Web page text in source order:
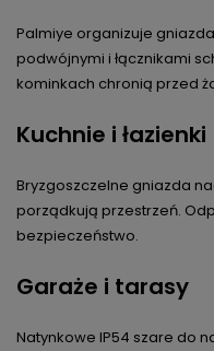
Palmiye organizuje
podwójnymi i łącznikami
kominkach chronią przed
Kuchnie i łazienki
Bryzgoszczelne gniazda
porządkują przestrzeń.
bezpieczeństwo.
Garaże i tarasy
Natynkowe IP54 szare do